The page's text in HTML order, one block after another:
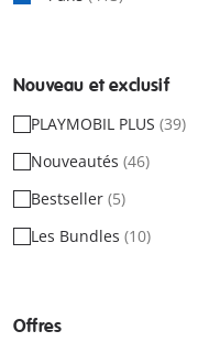
Nouveau et exclusif
PLAYMOBIL PLUS (39)
Nouveautés (46)
Bestseller (5)
Les Bundles (10)
Offres